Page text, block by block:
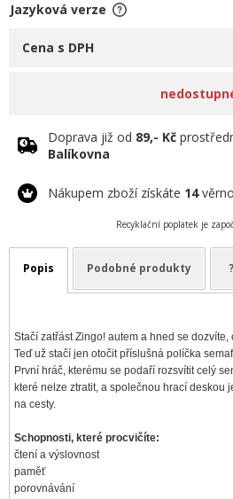
Jazyková verze
Cena s DPH
Doprava již od 89,- Kč
Balíkovna
Nákupem zboží získáte 14
Recyklační poplatek je
Popis Podobné produkty ?
Stačí zatřást Zingo! autem a hned se
Teď už stačí jen otočit příslušná políčka
První hráč, kterému se podaří rozsvítit celý
které nelze ztratit, a společnou hrací deskou
na cesty.
Schopnosti, které procvičíte:
čtení a výslovnost
paměť
porovnávání